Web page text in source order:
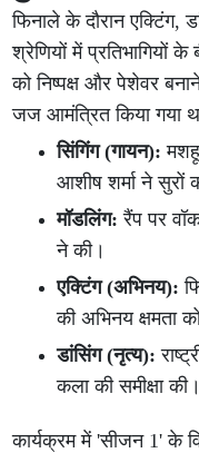
फिनाले के दौरान एक्टिंग,
श्रेणियों में प्रतिभागियों
को निष्पक्ष और पेशेवर
जज आमंत्रित किया गया
सिंगिंग (गायन):
आशीष शर्मा ने सुरों
मॉडलिंग: रैंप पर
ने की।
एक्टिंग (अभिनय):
की अभिनय क्षमता
डांसिंग (नृत्य):
कला की समीक्षा की।
कार्यक्रम में 'सीजन 1' के